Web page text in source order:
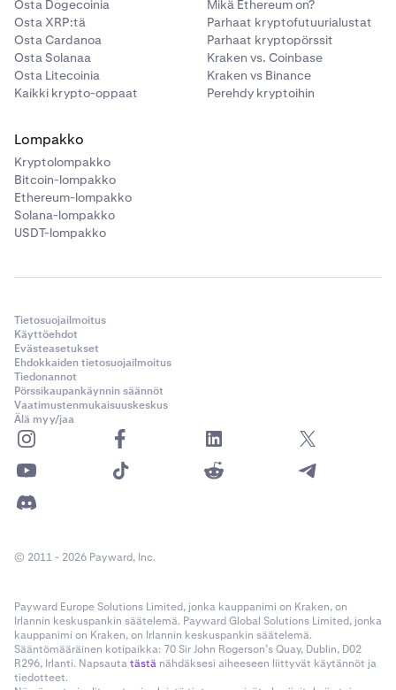
Osta Dogecoinia
Osta XRP:tä
Osta Cardanoa
Osta Solanaa
Osta Litecoinia
Kaikki krypto-oppaat
Mikä Ethereum on?
Parhaat kryptofutuurialustat
Parhaat kryptopörssit
Kraken vs. Coinbase
Kraken vs Binance
Perehdy kryptoihin
Lompakko
Kryptolompakko
Bitcoin-lompakko
Ethereum-lompakko
Solana-lompakko
USDT-lompakko
Tietosuojailmoitus
Käyttöehdot
Evästeasetukset
Ehdokkaiden tietosuojailmoitus
Tiedonannot
Pörssikaupankäynnin säännöt
Vaatimustenmukaisuuskeskus
Älä myy/jaa
© 2011 - 2026 Payward, Inc.
Payward Europe Solutions Limited, jonka kauppanimi on Kraken, on
Irlannin keskuspankin säätelemä. Payward Global Solutions Limited, jonka
kauppanimi on Kraken, on Irlannin keskuspankin säätelemä.
Sääntömääräinen kotipaikka: 70 Sir John Rogerson’s Quay, Dublin, D02
R296, Irlanti. Napsautatästä nähdäksesi aiheeseen liittyvät käytännöt ja
tiedotteet.